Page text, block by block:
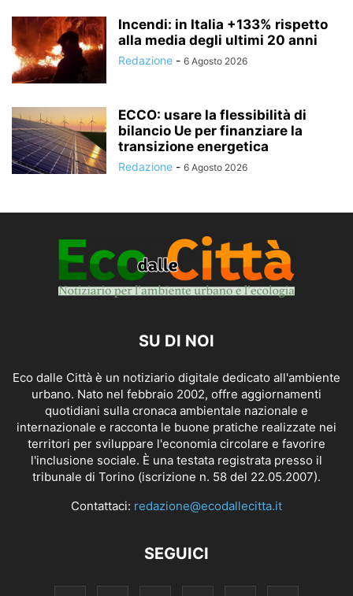
Incendi: in Italia +133% rispetto
alla media degli ultimi 20 anni
Redazione - 6 Agosto 2026
ECCO: usare la flessibilità di
bilancio Ue per finanziare la
transizione energetica
Redazione - 6 Agosto 2026
SU DI NOI
Eco dalle Città è un notiziario digitale dedicato all'ambiente
urbano. Nato nel febbraio 2002, offre aggiornamenti
quotidiani sulla cronaca ambientale nazionale e
internazionale e racconta le buone pratiche realizzate nei
territori per sviluppare l'economia circolare e favorire
l'inclusione sociale. È una testata registrata presso il
tribunale di Torino (iscrizione n. 58 del 22.05.2007).
Contattaci: redazione@ecodallecitta.it
SEGUICI